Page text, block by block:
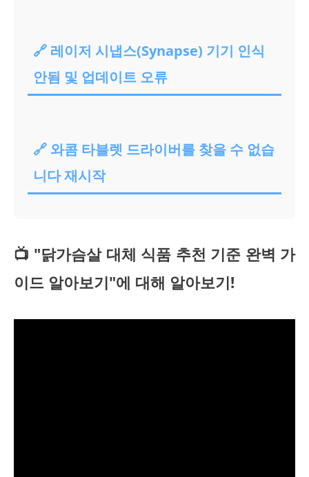
🔗 레이저 시냅스(Synapse) 기기 인식
안됨 및 업데이트 오류
🔗 와콤 타블렛 드라이버를 찾을 수 없습
니다 재시작
📺 "닭가슴살 대체 식품 추천 기준 완벽 가
이드 알아보기"에 대해 알아보기!